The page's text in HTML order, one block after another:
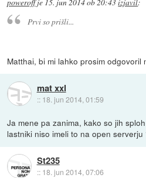
poweroffje 15. jun 2014 ob 20:43izjavil:
Prvi so prišli...
Matthai, bi mi lahko prosim odgovoril
mat xxl
:: 18. jun 2014, 01:59
Ja mene pa zanima, kako so jih
lastniki niso imeli to na open serverju
St235
:: 18. jun 2014, 07:06